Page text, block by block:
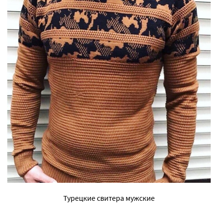
Турецкие свитера мужские